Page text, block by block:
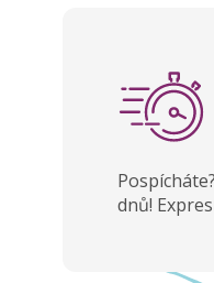
dnů!